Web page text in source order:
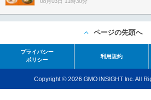
ページの先頭へ
プライバシー
ポリシー
利用規約
Copyright © 2026 GMO INSIGHT Inc. All